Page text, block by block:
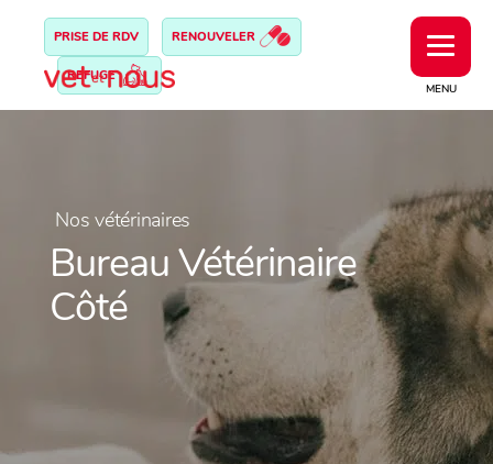
MENU
PRISE DE RDV RENOUVELER
REFUGE
Nos vétérinaires
Bureau Vétérinaire
Côté